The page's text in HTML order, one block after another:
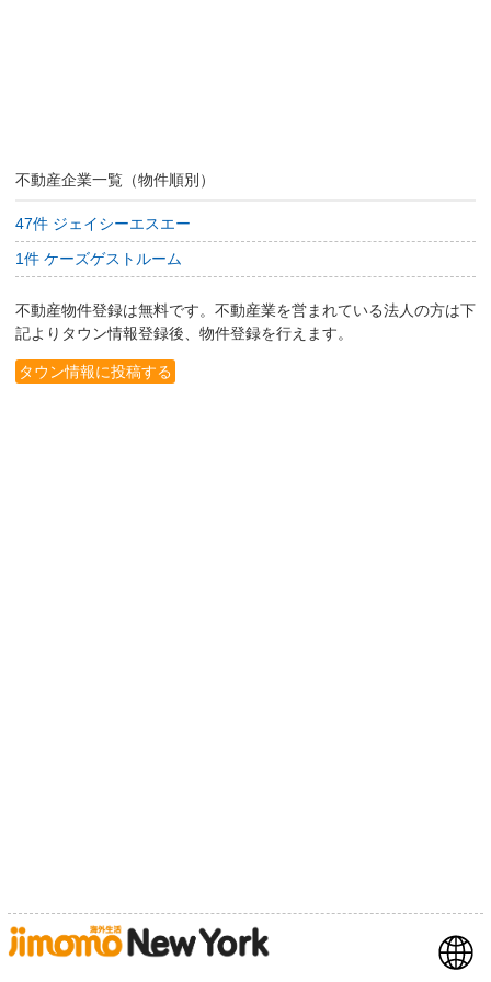
不動産企業一覧（物件順別）
47件 ジェイシーエスエー
1件 ケーズゲストルーム
不動産物件登録は無料です。不動産業を営まれている法人の方は下
記よりタウン情報登録後、物件登録を行えます。
タウン情報に投稿する